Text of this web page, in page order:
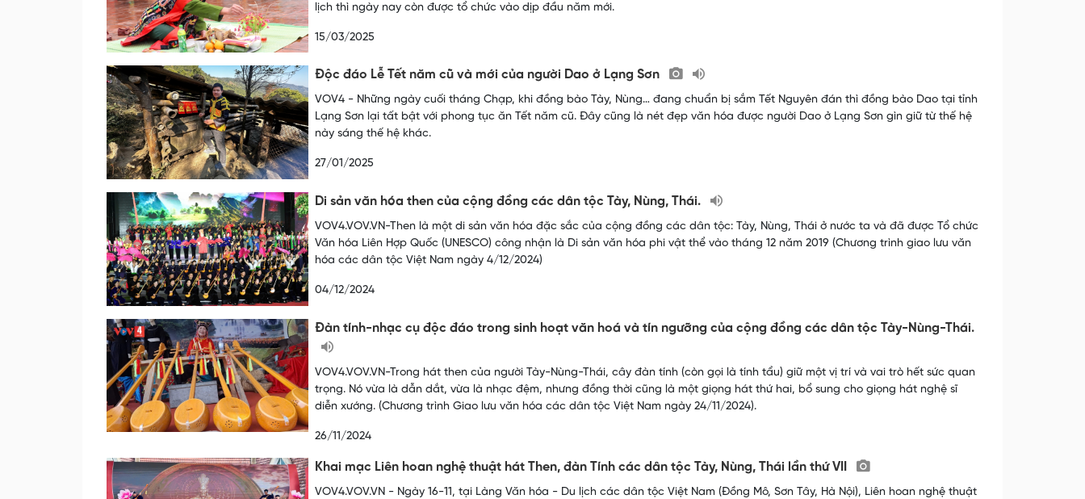
lịch thì ngày nay còn được tổ chức vào dịp đầu năm mới.
15/03/2025
Độc đáo Lễ Tết năm cũ và mới của người Dao ở Lạng Sơn
VOV4 - Những ngày cuối tháng Chạp, khi đồng bào Tày, Nùng… đang chuẩn bị sắm Tết Nguyên đán thì đồng bào Dao tại tỉnh
Lạng Sơn lại tất bật với phong tục ăn Tết năm cũ. Đây cũng là nét đẹp văn hóa được người Dao ở Lạng Sơn gìn giữ từ thế hệ
này sáng thế hệ khác.
27/01/2025
Di sản văn hóa then của cộng đồng các dân tộc Tày, Nùng, Thái.
VOV4.VOV.VN-Then là một di sản văn hóa đặc sắc của cộng đồng các dân tộc: Tày, Nùng, Thái ở nước ta và đã được Tổ chức
Văn hóa Liên Hợp Quốc (UNESCO) công nhận là Di sản văn hóa phi vật thể vào tháng 12 năm 2019 (Chương trình giao lưu văn
hóa các dân tộc Việt Nam ngày 4/12/2024)
04/12/2024
Đàn tính-nhạc cụ độc đáo trong sinh hoạt văn hoá và tín ngưỡng của cộng đồng các dân tộc Tày-Nùng-Thái.
VOV4.VOV.VN-Trong hát then của người Tày-Nùng-Thái, cây đàn tính (còn gọi là tính tẩu) giữ một vị trí và vai trò hết sức quan
trọng. Nó vừa là dẫn dắt, vừa là nhạc đệm, nhưng đồng thời cũng là một giọng hát thứ hai, bổ sung cho giọng hát nghệ sĩ
diễn xướng. (Chương trình Giao lưu văn hóa các dân tộc Việt Nam ngày 24/11/2024).
26/11/2024
Khai mạc Liên hoan nghệ thuật hát Then, đàn Tính các dân tộc Tày, Nùng, Thái lần thứ VII
VOV4.VOV.VN - Ngày 16-11, tại Làng Văn hóa - Du lịch các dân tộc Việt Nam (Đồng Mô, Sơn Tây, Hà Nội), Liên hoan nghệ thuật